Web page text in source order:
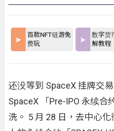
百款NFT链游免
费玩
数字货
解教程
还没等到 SpaceX 挂牌交
SpaceX 「Pre-IPO 永续合
洗。 5 月 28 日，去中心